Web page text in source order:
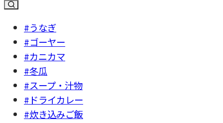
#うなぎ
#ゴーヤー
#カニカマ
#冬瓜
#スープ・汁物
#ドライカレー
#炊き込みご飯